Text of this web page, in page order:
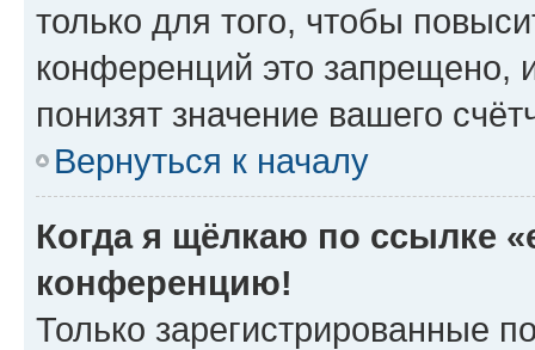
только для того, чтобы
конференций это запрещено,
понизят значение вашего
Вернуться к началу
Когда я щёлкаю по ссылке
конференцию!
Только зарегистрированные